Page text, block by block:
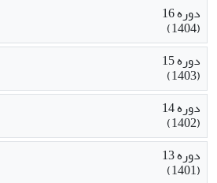
دوره 16
(1404)
دوره 15
(1403)
دوره 14
(1402)
دوره 13
(1401)